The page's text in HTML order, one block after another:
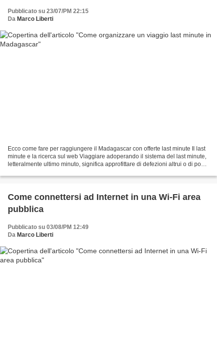
Pubblicato su 23/07/PM 22:15
Da Marco Liberti
Ecco come fare per raggiungere il Madagascar con offerte last minute Il last
minute e la ricerca sul web Viaggiare adoperando il sistema del last minute,
letteralmente ultimo minuto, significa approfittare di defezioni altrui o di posti
Come connettersi ad Internet in una Wi-Fi area
pubblica
Pubblicato su 03/08/PM 12:49
Da Marco Liberti